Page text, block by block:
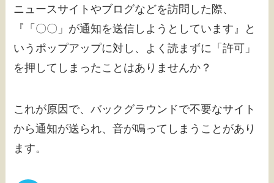
ニュースサイトやブログなどを訪問した際、
『「〇〇」が通知を送信しようとしています』と
いうポップアップに対し、よく読まずに「許可」
を押してしまったことはありませんか？
これが原因で、バックグラウンドで不要なサイト
から通知が送られ、音が鳴ってしまうことがあり
ます。